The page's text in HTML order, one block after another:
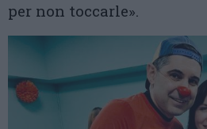
per non toccarle».